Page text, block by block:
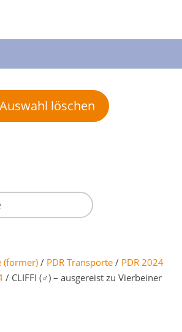
löschen
(former) / PDR Transporte / PDR 2024
/ CLIFFI (♂) – ausgereist zu Vierbeiner